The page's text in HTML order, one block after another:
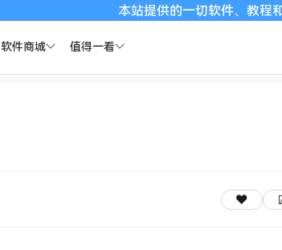
本站提供的一切软件、教程和内容信息
软件商城 值得一看